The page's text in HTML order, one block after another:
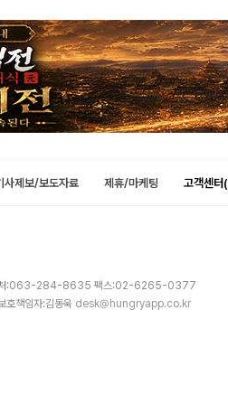
사제보/보도자료 제휴/마케팅 고객센
연락처:063-284-8635 팩스:02-6265-0377
책임자:김동욱 desk@hungryapp.co.kr